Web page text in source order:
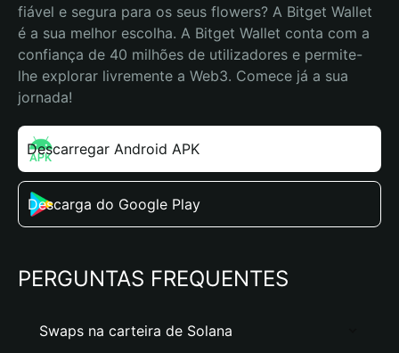
fiável e segura para os seus flowers? A Bitget Wallet
é a sua melhor escolha. A Bitget Wallet conta com a
confiança de 40 milhões de utilizadores e permite-
lhe explorar livremente a Web3. Comece já a sua
jornada!
Descarregar Android APK
Descarga do Google Play
PERGUNTAS FREQUENTES
Swaps na carteira de Solana